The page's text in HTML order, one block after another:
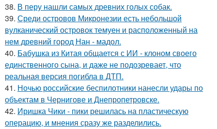
38. В перу нашли самых древних голых собак.
39. Среди островов Микронезии есть небольшой
вулканический островок темуен и расположенный на
нем древний город Нан - мадол.
40. Бабушка из Китая общается с ИИ - клоном своего
единственного сына, и даже не подозревает, что
реальная версия погибла в ДТП.
41. Ночью российские беспилотники нанесли удары по
объектам в Чернигове и Днепропетровске.
42. Иришка Чики - пики решилась на пластическую
операцию, и мнения сразу же разделились.